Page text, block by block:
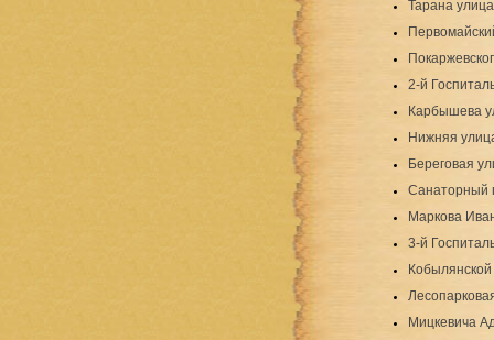
Тарана улица
2-й
Карбышева
Нижняя
Береговая
Санаторный
Маркова
3-й
Мицкевича